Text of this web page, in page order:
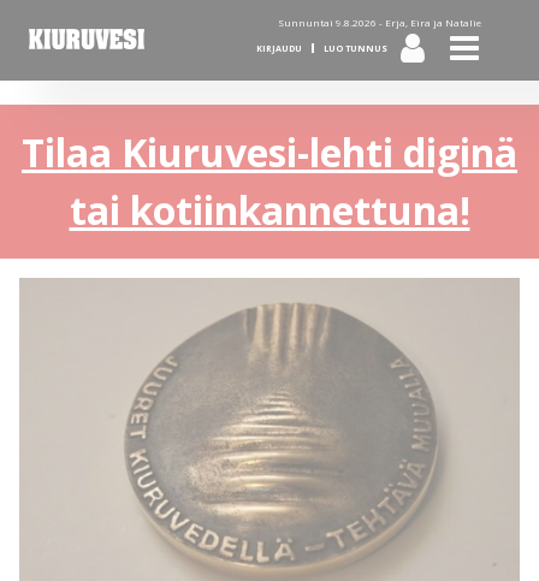
Sunnuntai 9.8.2026 - Erja, Eira ja Natalie
KIRJAUDU LUO TUNNUS
Tilaa Kiuruvesi-lehti diginä
tai kotiinkannettuna!